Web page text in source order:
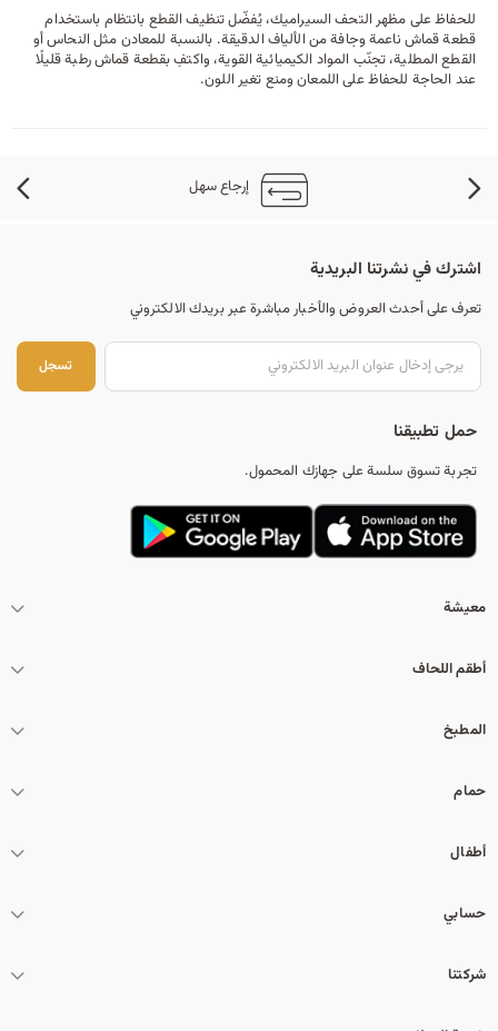
للحفاظ على مظهر التحف السيراميك، يُفضّل تنظيف القطع بانتظام باستخدام
قطعة قماش ناعمة وجافة من الألياف الدقيقة. بالنسبة للمعادن مثل النحاس أو
القطع المطلية، تجنّب المواد الكيميائية القوية، واكتفِ بقطعة قماش رطبة قليلًا
عند الحاجة للحفاظ على اللمعان ومنع تغير اللون.
إرجاع سهل
اشترك في نشرتنا البريدية
تعرف على أحدث العروض والأخبار مباشرة عبر بريدك الالكتروني
تسجل
حمل تطبيقنا
تجربة تسوق سلسة على جهازك المحمول.
معيشة
أطقم اللحاف
المطبخ
حمام
أطفال
حسابي
شركتنا